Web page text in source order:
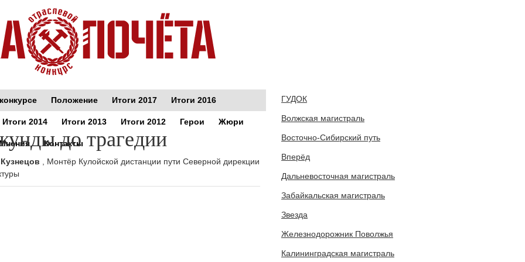
Положение Итоги 2017 Итоги 2016
Итоги 2014 Итоги 2013 Итоги 2012 Герои Жюри
Мнения Контакты
до трагедии
, Монтёр Кулойской дистанции пути Северной дирекции
ГУДОК
Волжская магистраль
Восточно-Сибирский путь
Вперёд
Дальневосточная магистраль
Забайкальская магистраль
Звезда
Железнодорожник Поволжья
Калининградская магистраль